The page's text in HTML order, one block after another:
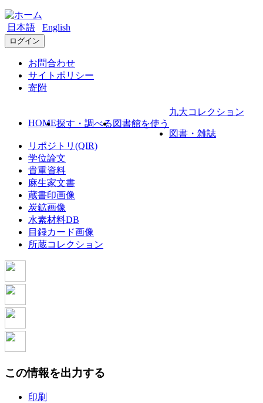
日本語 English
ログイン
お問合わせ
サイトポリシー
寄附
HOME探す・調べる 図書館を使う
九大コレクション
図書・雑誌
リポジトリ(QIR)
学位論文
貴重資料
麻生家文書
蔵書印画像
炭鉱画像
水素材料DB
目録カード画像
所蔵コレクション
この情報を出力する
印刷